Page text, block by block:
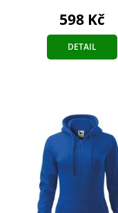
598 Kč
DETAIL